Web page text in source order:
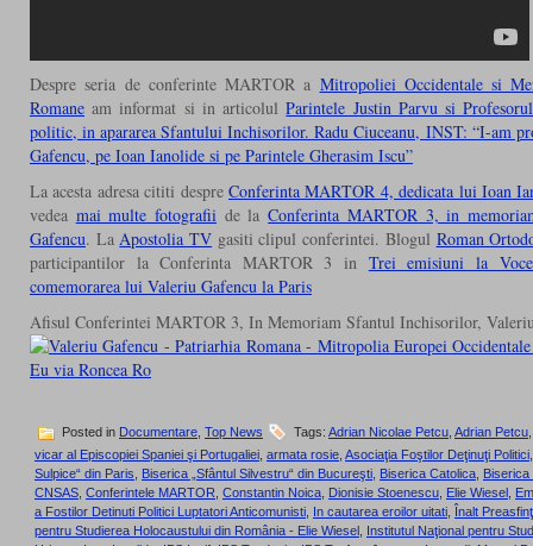
Despre seria de conferinte MARTOR a Mitropoliei Occidentale si
Romane am informat si in articolulParintele Justin Parvu si
politic, in apararea Sfantului Inchisorilor. Radu Ciuceanu, INST: “I-am
Gafencu, pe Ioan Ianolide si pe Parintele Gherasim Iscu”
La acesta adresa cititi despre Conferinta MARTOR 4, dedicata lui Ioan
vedea mai multe fotografii de laConferinta MARTOR 3, in
Gafencu. LaApostolia TV gasiti clipul conferintei. Blogul Roman
participantilor la Conferinta MARTOR 3 in Trei emisiuni la
comemorarea lui Valeriu Gafencu la Paris
Afisul Conferintei MARTOR 3, In Memoriam Sfantul Inchisorilor,
Posted in Documentare Top News Tags: Adrian Nicolae Petcu Adrian Petcu
vicar al Episcopiei Spaniei şi Portugaliei, armata rosie, Asociaţia Foştilor Deţinuţi Politici
Sulpice“ din Paris, Biserica „Sfântul Silvestru“ din Bucureşti, Biserica Catolica,
CNSAS, Conferintele MARTOR, Constantin Noica, Dionisie Stoenescu, Elie Wiesel ,
a Fostilor Detinuti Politici Luptatori Anticomunisti, In cautarea eroilor uitati, Înalt
pentru Studierea Holocaustului din România - Elie Wiesel , Institutul Naţional pentru